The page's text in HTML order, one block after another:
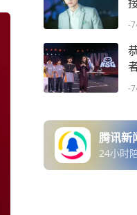
-
-
腾讯新
24小时